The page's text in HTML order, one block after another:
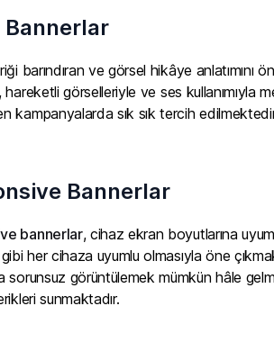
Bannerlar
barındıran ve görsel hikâye anlatımını
hareketli görselleriyle ve ses kullanımıyla
kampanyalarda sık sık tercih
Bannerlar
bannerlar, cihaz ekran boyutlarına
her cihaza uyumlu olmasıyla öne
sorunsuz görüntülemek mümkün hâle
sunmaktadır.